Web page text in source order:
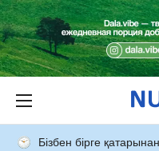
Бізбен бірге